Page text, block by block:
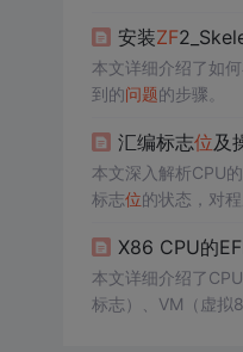
安装ZF
本文详细介绍了如
到的问题的步骤。
汇编标志位及
本文深入解析CPU
标志位的状态，对
X86 CPU的
本文详细介绍了
标志）、VM（虚拟